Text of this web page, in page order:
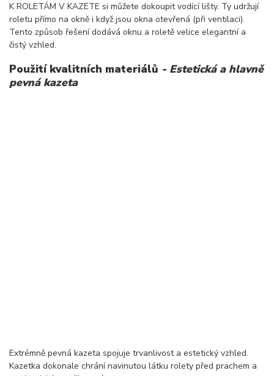
K ROLETÁM V KAZETE si můžete dokoupit vodící lišty. Ty udržují
roletu přímo na okně i když jsou okna otevřená (při ventilaci).
Tento způsob řešení dodává oknu a roletě velice elegantní a
čistý vzhled.
Použití kvalitních materiálů - Estetická a hlavně
pevná kazeta
Extrémně pevná kazeta spojuje trvanlivost a estetický vzhled.
Kazetka dokonale chrání navinutou látku rolety před prachem a